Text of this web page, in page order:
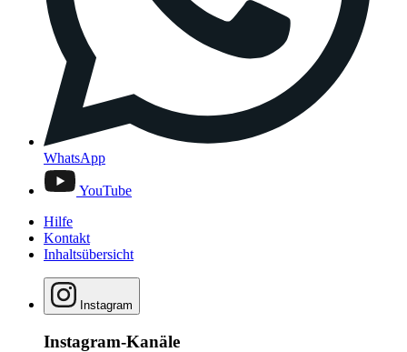
WhatsApp
YouTube
Hilfe
Kontakt
Inhaltsübersicht
Instagram
Instagram-Kanäle